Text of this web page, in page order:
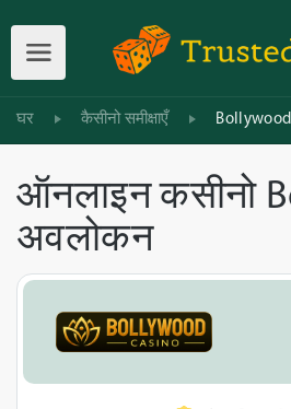
घर कैसीनो समीक्षाएँ Bollywood
ऑनलाइन कसीनो
अवलोकन